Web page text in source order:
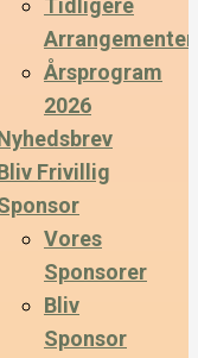
Tidligere
Arrangementer
Årsprogram
2026
Frivillig
Vores
Sponsorer
Bliv
Sponsor